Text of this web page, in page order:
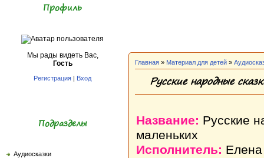
Профиль
Мы рады видеть Вас,
Гость
Регистрация | Вход
Подразделы
Аудиосказки
Главная » Материал для детей »
Русские народные
Название: Русские
маленьких
Исполнитель: Елена